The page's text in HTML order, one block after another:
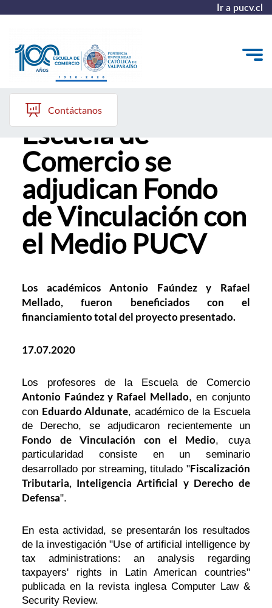
Ir a pucv.cl
Quiénes somos
Vinculación con el Medio
Formación Continua
Postgrados
Admisión
Contáctanos
Profesores de la
Escuela de
Comercio se
adjudican Fondo
de Vinculación con
el Medio PUCV
Los académicos Antonio Faúndez y Rafael
Mellado, fueron beneficiados con el
financiamiento total del proyecto presentado.
17.07.2020
Los profesores de la Escuela de Comercio
Antonio Faúndez y Rafael Mellado, en conjunto
con Eduardo Aldunate, académico de la Escuela
de Derecho, se adjudicaron recientemente un
Fondo de Vinculación con el Medio, cuya
particularidad consiste en un seminario
desarrollado por streaming, titulado "Fiscalización
Tributaria, Inteligencia Artificial y Derecho de
Defensa".
En esta actividad, se presentarán los resultados
de la investigación "Use of artificial intelligence by
tax administrations: an analysis regarding
taxpayers' rights in Latin American countries"
publicada en la revista inglesa Computer Law &
Security Review.